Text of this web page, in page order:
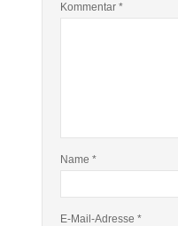
Kommentar*
Name*
E-Mail-Adresse*